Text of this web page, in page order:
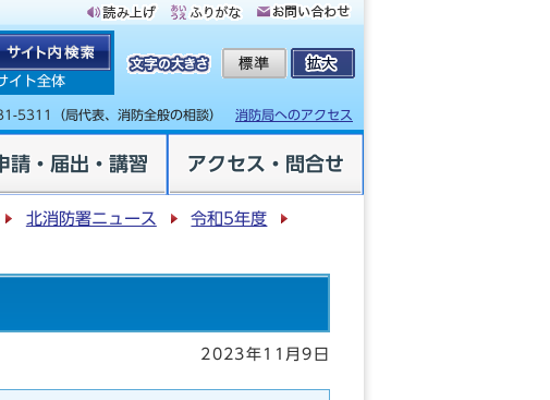
イト全体
5311 （局代表、消防全般の相談） 消防局へのアクセス
請・届出・講習 アクセス・問合せ
北消防署ニュース
令和5年度
2023年11月9日